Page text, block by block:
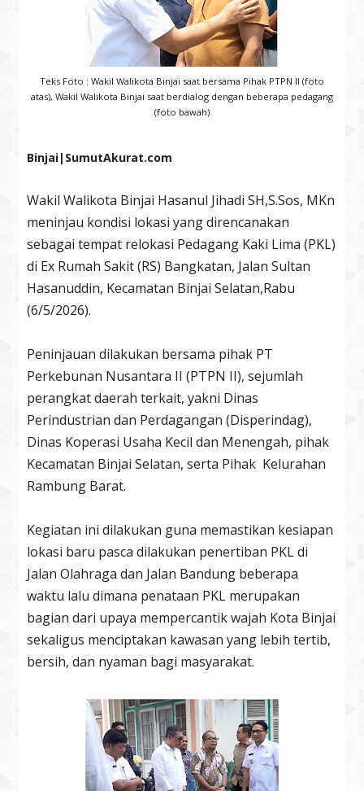
Teks Foto : Wakil Walikota Binjai saat bersama Pihak PTPN II (foto
atas), Wakil Walikota Binjai saat berdialog dengan beberapa pedagang
(foto bawah)
Binjai|SumutAkurat.com
Wakil Walikota Binjai Hasanul Jihadi SH,S.Sos, MKn
meninjau kondisi lokasi yang direncanakan
sebagai tempat relokasi Pedagang Kaki Lima (PKL)
di Ex Rumah Sakit (RS) Bangkatan, Jalan Sultan
Hasanuddin, Kecamatan Binjai Selatan,Rabu
(6/5/2026).
Peninjauan dilakukan bersama pihak PT
Perkebunan Nusantara II (PTPN II), sejumlah
perangkat daerah terkait, yakni Dinas
Perindustrian dan Perdagangan (Disperindag),
Dinas Koperasi Usaha Kecil dan Menengah, pihak
Kecamatan Binjai Selatan, serta Pihak Kelurahan
Rambung Barat.
Kegiatan ini dilakukan guna memastikan kesiapan
lokasi baru pasca dilakukan penertiban PKL di
Jalan Olahraga dan Jalan Bandung beberapa
waktu lalu dimana penataan PKL merupakan
bagian dari upaya mempercantik wajah Kota Binjai
sekaligus menciptakan kawasan yang lebih tertib,
bersih, dan nyaman bagi masyarakat.